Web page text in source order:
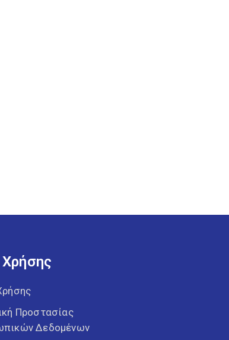
Προστασίας
Δεδομένων